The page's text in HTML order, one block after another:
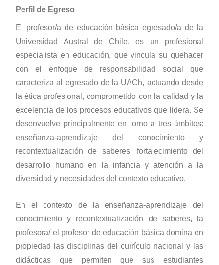
Perfil de Egreso
El profesor/a de educación básica egresado/a de la
Universidad Austral de Chile, es un profesional
especialista en educación, que vincula su quehacer
con el enfoque de responsabilidad social que
caracteriza al egresado de la UACh, actuando desde
la ética profesional, comprometido con la calidad y la
excelencia de los procesos educativos que lidera. Se
desenvuelve principalmente en torno a tres ámbitos:
enseñanza-aprendizaje del conocimiento y
recontextualización de saberes, fortalecimiento del
desarrollo humano en la infancia y atención a la
diversidad y necesidades del contexto educativo.
En el contexto de la enseñanza-aprendizaje del
conocimiento y recontextualización de saberes, la
profesora/ el profesor de educación básica domina en
propiedad las disciplinas del currículo nacional y las
didácticas que permiten que sus estudiantes